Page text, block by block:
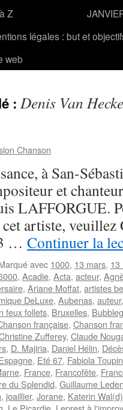
à Z
légales : but et
web
: Denis Van Hecke
Chanson
à San-
et
LAFFORGUE.
artiste,
… Continuer la
avec 1000, 13 mars, 13
, Acadie, Acta, acteur,
, Ariane Moffat, artistes
DeLuxe, Aubenas, auteur
feux follets, Bruxelles,
française, Chanson
Zufferey, Claude
, D. Majiria, Daniel Hélin,
, Eté 67, Fabiola Toupin
, France, Francofête,
du Splendid, Guillaume
, joaillier, Jorane, Katerin